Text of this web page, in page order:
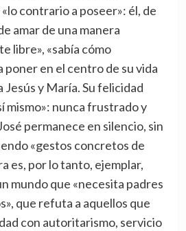
contrario a poseer»: él, de
amar de una manera
libre», «sabía cómo
poner en el centro de su vida
Jesús y María. Su felicidad
mismo»: nunca frustrado y
permanece en silencio, sin
«gestos concretos de
es, por lo tanto, ejemplar,
mundo que «necesita padres
que refuta a aquellos que
con autoritarismo, servicio